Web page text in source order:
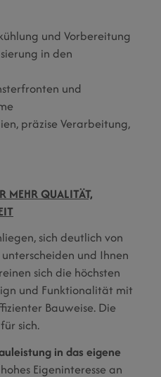
und Vorbereitung
in den
und
präzise Verarbeitung,
MEHR QUALITÄT,
sich deutlich von
und Ihnen
sich die höchsten
und Funktionalität mit
Bauweise. Die
sich.
in das eigene
Eigeninteresse an